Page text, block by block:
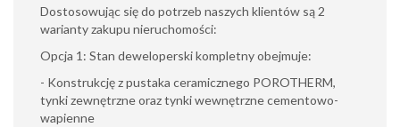
Dostosowując się do potrzeb naszych klientów są 2
warianty zakupu nieruchomości:
Opcja 1: Stan deweloperski kompletny obejmuje:
- Konstrukcję z pustaka ceramicznego POROTHERM,
tynki zewnętrzne oraz tynki wewnętrzne cementowo-
wapienne